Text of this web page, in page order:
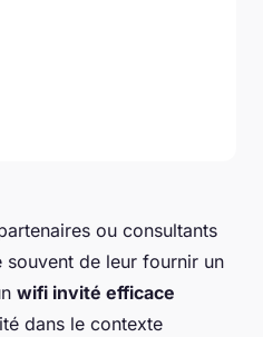
ou consultants
de leur fournir un
wifi invité efficace
dans le contexte